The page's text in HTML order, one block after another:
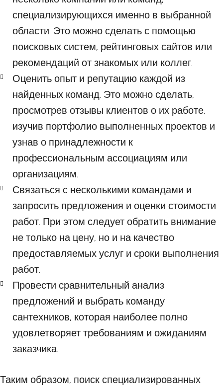
специализирующихся именно в выбранной
области. Это можно сделать с помощью
поисковых систем, рейтинговых сайтов или
рекомендаций от знакомых или коллег.
Оценить опыт и репутацию каждой из
найденных команд. Это можно сделать,
просмотрев отзывы клиентов о их работе,
изучив портфолио выполненных проектов и
узнав о принадлежности к
профессиональным ассоциациям или
организациям.
Связаться с несколькими командами и
запросить предложения и оценки стоимости
работ. При этом следует обратить внимание
не только на цену, но и на качество
предоставляемых услуг и сроки выполнения
работ.
Провести сравнительный анализ
предложений и выбрать команду
сантехников, которая наиболее полно
удовлетворяет требованиям и ожиданиям
заказчика.
Таким образом, поиск специализированных